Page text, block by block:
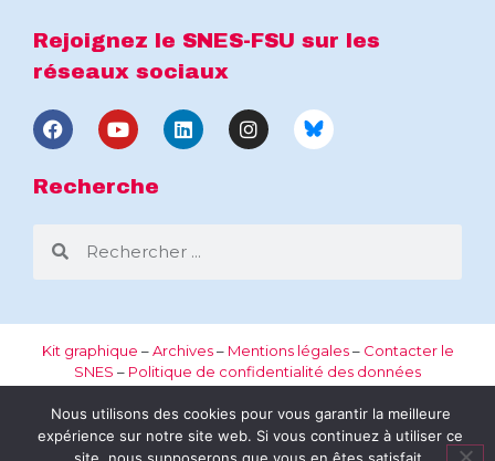
Rejoignez le SNES-FSU sur les
réseaux sociaux
Recherche
Kit graphique –Archives– Mentions légales– Contacter le
SNES – Politique de confidentialité des données
Nous utilisons des cookies pour vous garantir la meilleure
expérience sur notre site web. Si vous continuez à utiliser ce